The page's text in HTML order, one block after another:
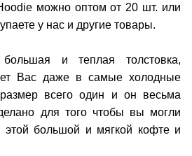
можно оптом от 20 шт. или
у нас и другие товары.
и теплая толстовка,
Вас даже в самые холодные
всего один и он весьма
для того чтобы вы могли
этой большой и мягкой кофте и